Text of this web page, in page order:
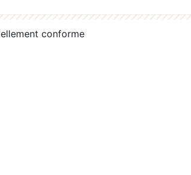
conforme